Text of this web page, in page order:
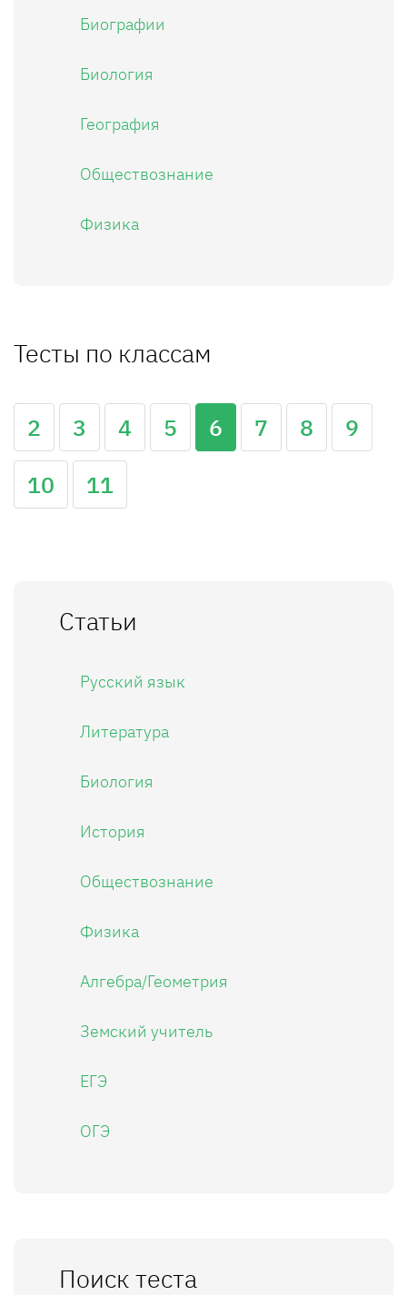
Биографии
Биология
География
Обществознание
Физика
Тесты по классам
2 3 4 5 6 7 8
9
10
11
Статьи
Русский язык
Литература
Биология
История
Обществознание
Физика
Алгебра/Геометрия
Земский учитель
ЕГЭ
ОГЭ
Поиск теста